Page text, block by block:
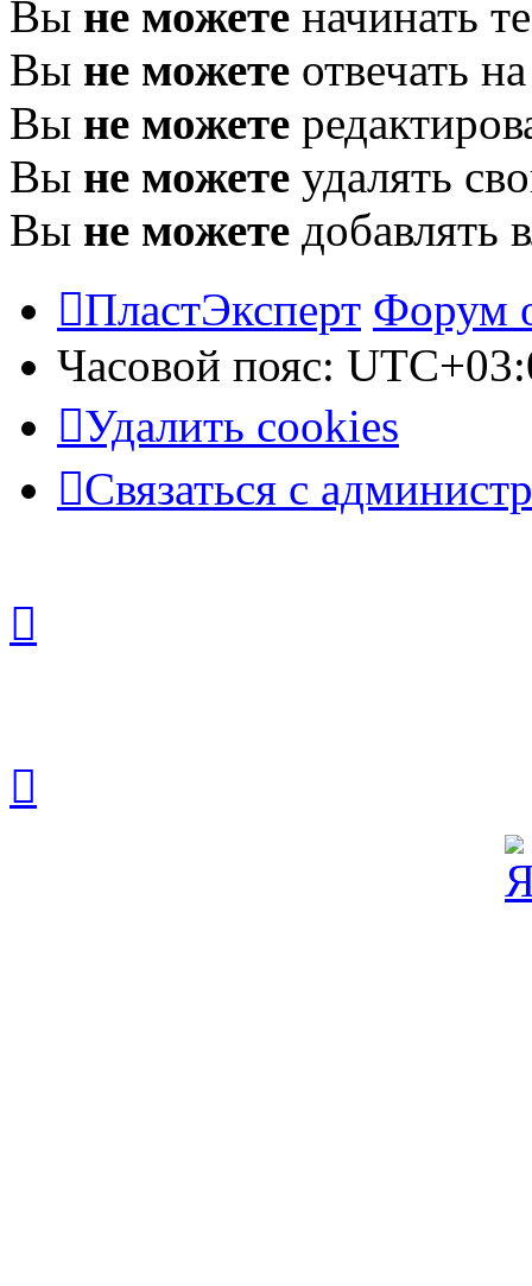
Вы не можете начинать
Вы не можете отвечать
Вы не можете
Вы не можете удалять
Вы не можете добавлять
ПластЭксперт Форум
Часовой пояс:
Удалить cookies
Связаться с